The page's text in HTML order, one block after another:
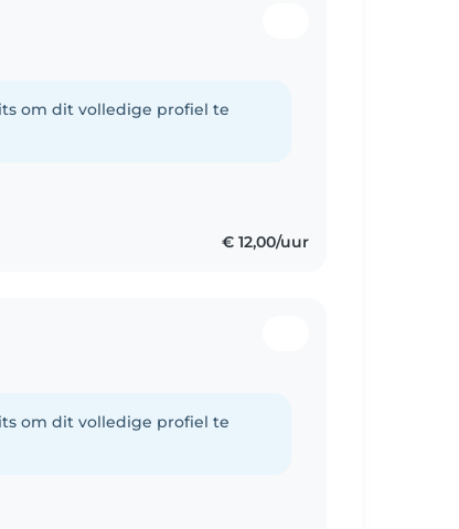
om dit volledige profiel te
€ 12,00/uur
om dit volledige profiel te